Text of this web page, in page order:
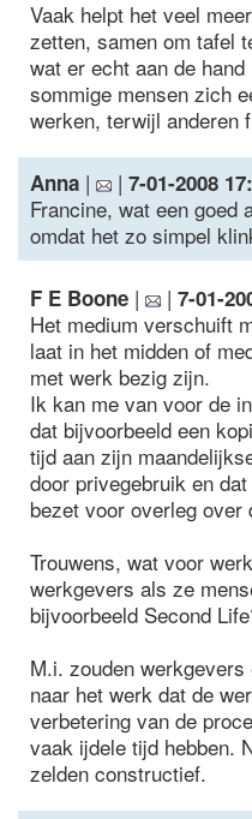
Vaak helpt het veel
zetten, samen om tafel
wat er echt aan de
sommige mensen zich
werken, terwijl anderen
Anna | | 7-01-2008
Francine, wat een
omdat het zo simpel
F E Boone | | 7-01-
Het medium verschuift
laat in het midden of
met werk bezig zijn.
Ik kan me van voor de
dat bijvoorbeeld een
tijd aan zijn
door privegebruik en
bezet voor overleg over
Trouwens, wat voor
werkgevers als ze
bijvoorbeeld Second
M.i. zouden
naar het werk dat de
verbetering van de
vaak ijdele tijd hebben.
zelden constructief.